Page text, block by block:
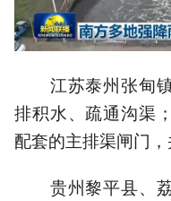
江苏泰州张甸镇
排积水、疏通沟渠
配套的主排渠闸门，
贵州黎平县、荔